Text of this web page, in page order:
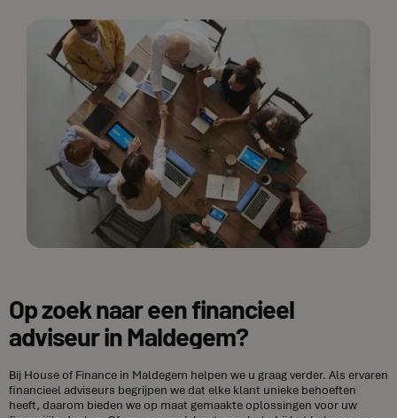
Op zoek naar een financieel
adviseur in Maldegem?
Bij House of Finance in Maldegem helpen we u graag verder. Als ervaren
financieel adviseurs begrijpen we dat elke klant unieke behoeften
heeft, daarom bieden we op maat gemaakte oplossingen voor uw